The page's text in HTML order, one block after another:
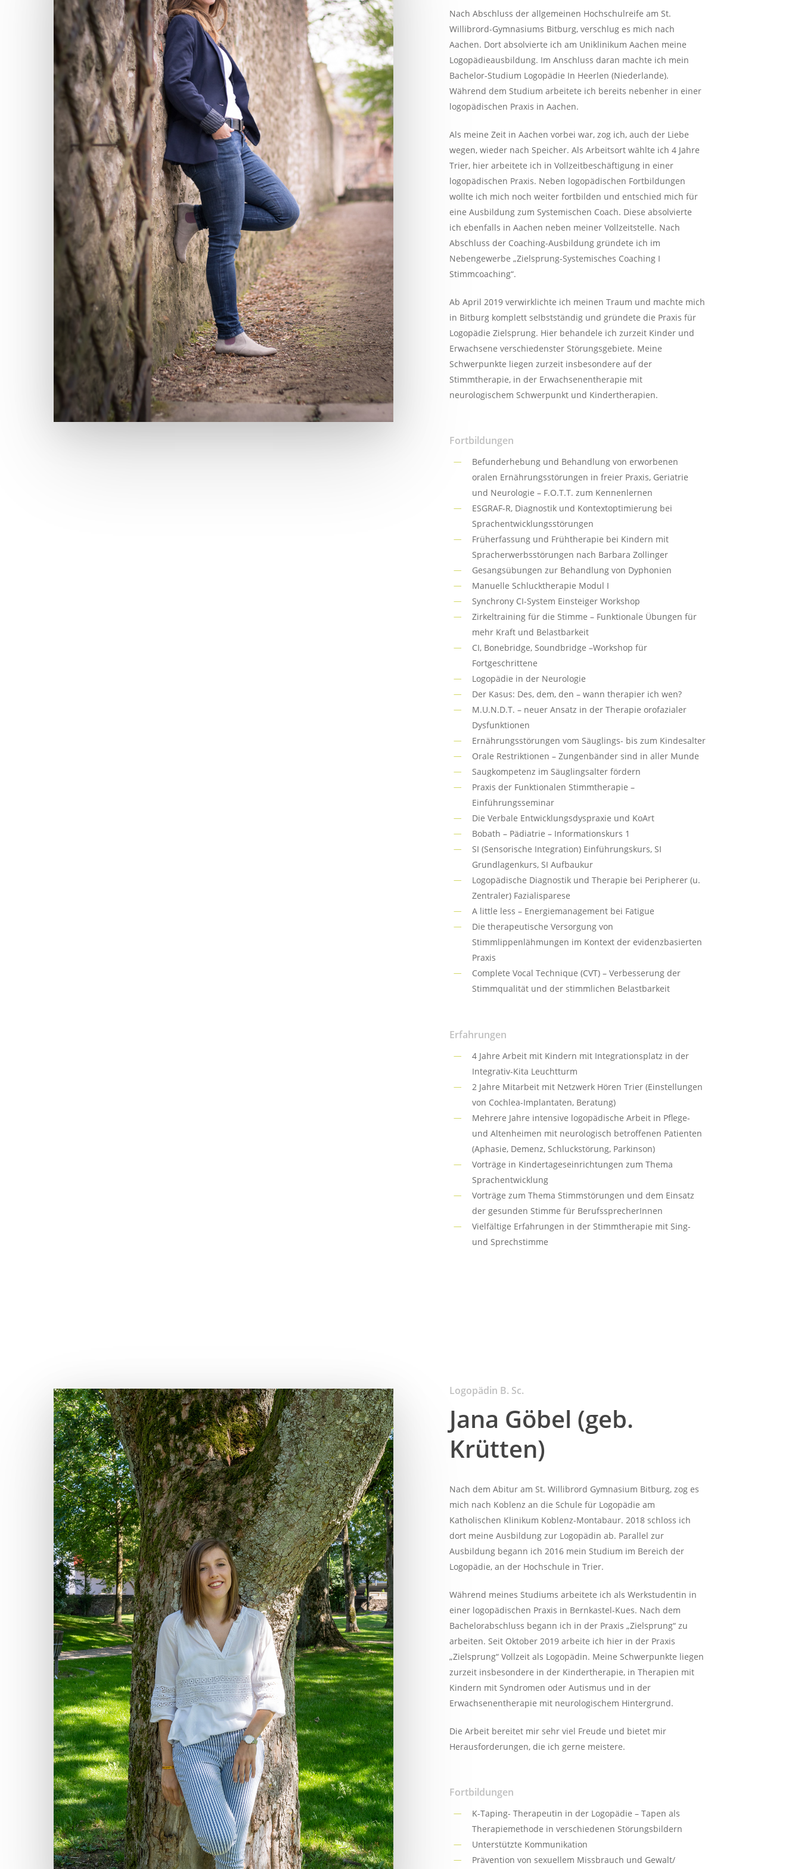
Nach Abschluss der allgemeinen Hochschulreife am St.
Willibrord-Gymnasiums Bitburg, verschlug es mich nach
Aachen. Dort absolvierte ich am Uniklinikum Aachen meine
Logopädieausbildung. Im Anschluss daran machte ich mein
Bachelor-Studium Logopädie In Heerlen (Niederlande).
Während dem Studium arbeitete ich bereits nebenher in einer
logopädischen Praxis in Aachen.
Als meine Zeit in Aachen vorbei war, zog ich, auch der Liebe
wegen, wieder nach Speicher. Als Arbeitsort wählte ich 4 Jahre
Trier, hier arbeitete ich in Vollzeitbeschäftigung in einer
logopädischen Praxis. Neben logopädischen Fortbildungen
wollte ich mich noch weiter fortbilden und entschied mich für
eine Ausbildung zum Systemischen Coach. Diese absolvierte
ich ebenfalls in Aachen neben meiner Vollzeitstelle. Nach
Abschluss der Coaching-Ausbildung gründete ich im
Nebengewerbe „Zielsprung-Systemisches Coaching I
Stimmcoaching“.
Ab April 2019 verwirklichte ich meinen Traum und machte mich
in Bitburg komplett selbstständig und gründete die Praxis für
Logopädie Zielsprung. Hier behandele ich zurzeit Kinder und
Erwachsene verschiedenster Störungsgebiete. Meine
Schwerpunkte liegen zurzeit insbesondere auf der
Stimmtherapie, in der Erwachsenentherapie mit
neurologischem Schwerpunkt und Kindertherapien.
Fortbildungen
Befunderhebung und Behandlung von erworbenen
oralen Ernährungsstörungen in freier Praxis, Geriatrie
und Neurologie – F.O.T.T. zum Kennenlernen
ESGRAF-R, Diagnostik und Kontextoptimierung bei
Sprachentwicklungsstörungen
Früherfassung und Frühtherapie bei Kindern mit
Spracherwerbsstörungen nach Barbara Zollinger
Gesangsübungen zur Behandlung von Dyphonien
Manuelle Schlucktherapie Modul I
Synchrony CI-System Einsteiger Workshop
Zirkeltraining für die Stimme – Funktionale Übungen für
mehr Kraft und Belastbarkeit
CI, Bonebridge, Soundbridge –Workshop für
Fortgeschrittene
Logopädie in der Neurologie
Der Kasus: Des, dem, den – wann therapier ich wen?
M.U.N.D.T. – neuer Ansatz in der Therapie orofazialer
Dysfunktionen
Ernährungsstörungen vom Säuglings- bis zum Kindesalter
Orale Restriktionen – Zungenbänder sind in aller Munde
Saugkompetenz im Säuglingsalter fördern
Praxis der Funktionalen Stimmtherapie –
Einführungsseminar
Die Verbale Entwicklungsdyspraxie und KoArt
Bobath – Pädiatrie – Informationskurs 1
SI (Sensorische Integration) Einführungskurs, SI
Grundlagenkurs, SI Aufbaukur
Logopädische Diagnostik und Therapie bei Peripherer (u.
Zentraler) Fazialisparese
A little less – Energiemanagement bei Fatigue
Die therapeutische Versorgung von
Stimmlippenlähmungen im Kontext der evidenzbasierten
Praxis
Complete Vocal Technique (CVT) – Verbesserung der
Stimmqualität und der stimmlichen Belastbarkeit
Erfahrungen
4 Jahre Arbeit mit Kindern mit Integrationsplatz in der
Integrativ-Kita Leuchtturm
2 Jahre Mitarbeit mit Netzwerk Hören Trier (Einstellungen
von Cochlea-Implantaten, Beratung)
Mehrere Jahre intensive logopädische Arbeit in Pflege-
und Altenheimen mit neurologisch betroffenen Patienten
(Aphasie, Demenz, Schluckstörung, Parkinson)
Vorträge in Kindertageseinrichtungen zum Thema
Sprachentwicklung
Vorträge zum Thema Stimmstörungen und dem Einsatz
der gesunden Stimme für BerufssprecherInnen
Vielfältige Erfahrungen in der Stimmtherapie mit Sing-
und Sprechstimme
Logopädin B. Sc.
Jana Göbel (geb.
Krütten)
Nach dem Abitur am St. Willibrord Gymnasium Bitburg, zog es
mich nach Koblenz an die Schule für Logopädie am
Katholischen Klinikum Koblenz-Montabaur. 2018 schloss ich
dort meine Ausbildung zur Logopädin ab. Parallel zur
Ausbildung begann ich 2016 mein Studium im Bereich der
Logopädie, an der Hochschule in Trier.
Während meines Studiums arbeitete ich als Werkstudentin in
einer logopädischen Praxis in Bernkastel-Kues. Nach dem
Bachelorabschluss begann ich in der Praxis „Zielsprung“ zu
arbeiten. Seit Oktober 2019 arbeite ich hier in der Praxis
„Zielsprung“ Vollzeit als Logopädin. Meine Schwerpunkte liegen
zurzeit insbesondere in der Kindertherapie, in Therapien mit
Kindern mit Syndromen oder Autismus und in der
Erwachsenentherapie mit neurologischem Hintergrund.
Die Arbeit bereitet mir sehr viel Freude und bietet mir
Herausforderungen, die ich gerne meistere.
Fortbildungen
K-Taping- Therapeutin in der Logopädie – Tapen als
Therapiemethode in verschiedenen Störungsbildern
Unterstützte Kommunikation
Prävention von sexuellem Missbrauch und Gewalt/